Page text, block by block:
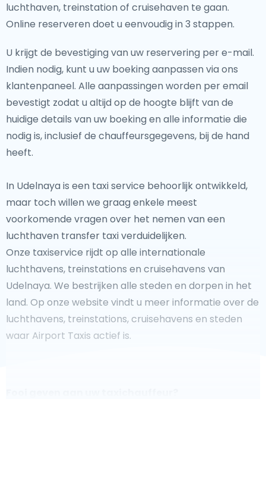
luchthaven, treinstation of cruisehaven te gaan.
Online reserveren doet u eenvoudig in 3 stappen.
U krijgt de bevestiging van uw reservering per e-mail.
Indien nodig, kunt u uw boeking aanpassen via ons
klantenpaneel. Alle aanpassingen worden per email
bevestigt zodat u altijd op de hoogte blijft van de
huidige details van uw boeking en alle informatie die
nodig is, inclusief de chauffeursgegevens, bij de hand
heeft.
In Udelnaya is een taxi service behoorlijk ontwikkeld,
maar toch willen we graag enkele meest
voorkomende vragen over het nemen van een
luchthaven transfer taxi verduidelijken.
Onze taxiservice rijdt op alle internationale
luchthavens, treinstations en cruisehavens van
Udelnaya. We bestrijken alle steden en dorpen in het
land. Op onze website vindt u meer informatie over de
luchthavens, treinstations, cruisehavens en steden
waar Airport Taxis actief is.